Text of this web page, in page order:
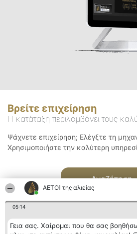
ΑΕΤΟΊ της αλιείας
05:14
Γεια σας. Χαίρομαι που θα σας
Βρείτε επιχείρηση
Η κατάταξη περιλαμβάνει τους
Ψάχνετε επιχείρηση; Ελέγξτε τη
Χρησιμοποιήστε την καλύτερη
Αναζήτηση